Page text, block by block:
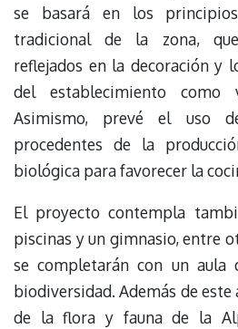
se basará en los
tradicional de la zona,
reflejados en la decoración y
del establecimiento como
Asimismo, prevé el uso
procedentes de la
biológica para favorecer la
El proyecto contempla
piscinas y un gimnasio, entre
se completarán con un aula
biodiversidad. Además de
de la flora y fauna de la